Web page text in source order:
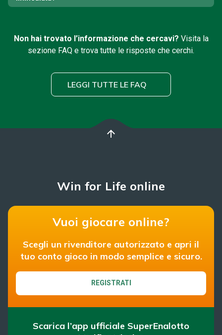
Non hai trovato l’informazione che cercavi? Visita la
sezione FAQ e trova tutte le risposte che cerchi.
LEGGI TUTTE LE FAQ
arrow_upward
Win for Life online
Vuoi giocare online?
Scegli un rivenditore autorizzato e apri il
tuo conto gioco in modo semplice e sicuro.
REGISTRATI
Scarica l’app ufficiale SuperEnalotto